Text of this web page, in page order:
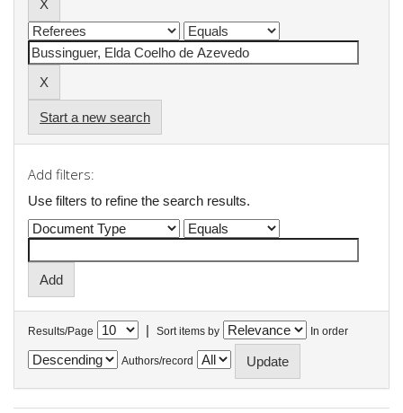
Start a new search
Add filters:
Use filters to refine the search results.
Results/Page | Sort items by In order
Authors/record